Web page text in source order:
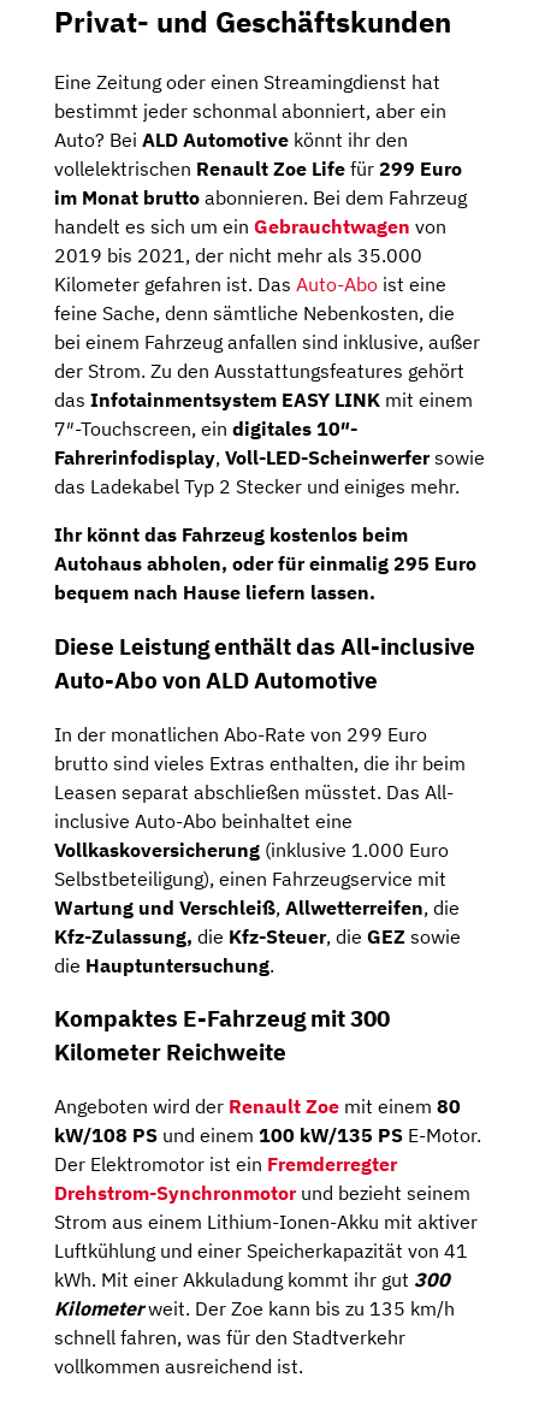
Privat- und Geschäftskunden
Eine Zeitung oder einen Streamingdienst hat
bestimmt jeder schonmal abonniert, aber ein
Auto? Bei ALD Automotive könnt ihr den
vollelektrischen Renault Zoe Life für 299 Euro
im Monat brutto abonnieren. Bei dem Fahrzeug
handelt es sich um ein Gebrauchtwagen von
2019 bis 2021, der nicht mehr als 35.000
Kilometer gefahren ist. Das Auto-Abo ist eine
feine Sache, denn sämtliche Nebenkosten, die
bei einem Fahrzeug anfallen sind inklusive, außer
der Strom. Zu den Ausstattungsfeatures gehört
das Infotainmentsystem EASY LINK mit einem
7″-Touchscreen, ein digitales 10″-
Fahrerinfodisplay, Voll-LED-Scheinwerfersowie
das Ladekabel Typ 2 Stecker und einiges mehr.
Ihr könnt das Fahrzeug kostenlos beim
Autohaus abholen, oder für einmalig 295 Euro
bequem nach Hause liefern lassen.
Diese Leistung enthält das All-inclusive
Auto-Abo von ALD Automotive
In der monatlichen Abo-Rate von 299 Euro
brutto sind vieles Extras enthalten, die ihr beim
Leasen separat abschließen müsstet. Das All-
inclusive Auto-Abo beinhaltet eine
Vollkaskoversicherung (inklusive 1.000 Euro
Selbstbeteiligung), einen Fahrzeugservice mit
Wartung und Verschleiß, Allwetterreifen, die
Kfz-Zulassung, die Kfz-Steuer, die GEZ sowie
die Hauptuntersuchung.
Kompaktes E-Fahrzeug mit 300
Kilometer Reichweite
Angeboten wird der Renault Zoe mit einem 80
kW/108 PS und einem 100 kW/135 PS E-Motor.
Der Elektromotor ist ein Fremderregter
Drehstrom-Synchronmotorund bezieht seinem
Strom aus einem Lithium-Ionen-Akku mit aktiver
Luftkühlung und einer Speicherkapazität von 41
kWh. Mit einer Akkuladung kommt ihr gut 300
Kilometerweit. Der Zoe kann bis zu 135 km/h
schnell fahren, was für den Stadtverkehr
vollkommen ausreichend ist.